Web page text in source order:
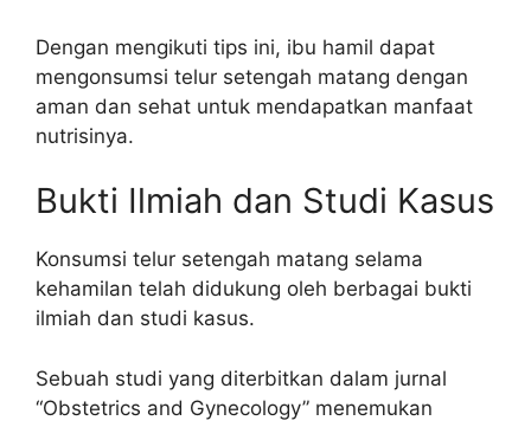
Dengan mengikuti tips ini, ibu hamil dapat
mengonsumsi telur setengah matang dengan
aman dan sehat untuk mendapatkan manfaat
nutrisinya.
Bukti Ilmiah dan Studi Kasus
Konsumsi telur setengah matang selama
kehamilan telah didukung oleh berbagai bukti
ilmiah dan studi kasus.
Sebuah studi yang diterbitkan dalam jurnal
“Obstetrics and Gynecology” menemukan